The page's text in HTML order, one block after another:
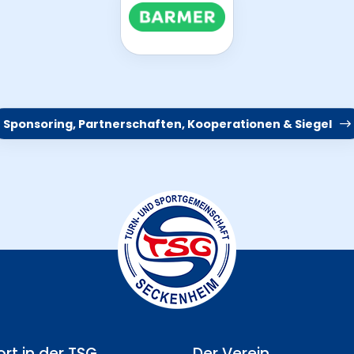
Sponsoring, Partnerschaften, Kooperationen & Siegel